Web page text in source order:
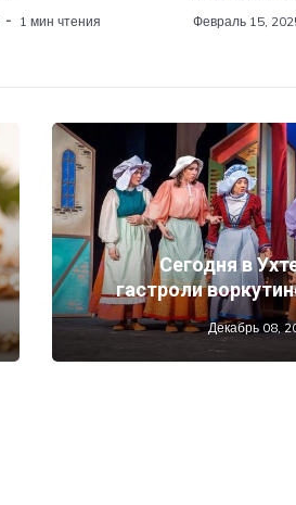
1 мин чтения Февраль 15,
Сегодня в
гастроли
Декабрь 08,